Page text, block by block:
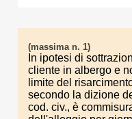
(massima n. 1)
In ipotesi di
cliente in albergo e
limite del
secondo la dizione
cod. civ., è